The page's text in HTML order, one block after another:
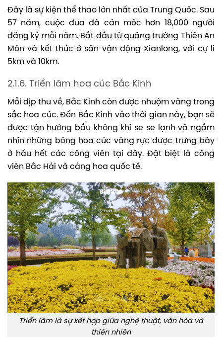
Đây là sự kiện thể thao lớn nhất của Trung Quốc. Sau
57 năm, cuộc đua đã cán mốc hơn 18,000 người
đăng ký mỗi năm. Bắt đầu từ quảng trường Thiên An
Môn và kết thúc ở sân vận động Xianlong, với cự li
5km và 10km.
2.1.6. Triển lãm hoa cúc Bắc Kinh
Mỗi dịp thu về, Bắc Kinh còn được nhuộm vàng trong
sắc hoa cúc. Đến Bắc Kinh vào thời gian này, bạn sẽ
được tận hưởng bầu không khí se se lạnh và ngắm
nhìn những bông hoa cúc vàng rực được trưng bày
ở hầu hết các công viên tại đây. Đặt biệt là công
viên Bắc Hải và cảng hoa quốc tế.
Triển lãm là sự kết hợp giữa nghệ thuật, văn hóa và
thiên nhiên